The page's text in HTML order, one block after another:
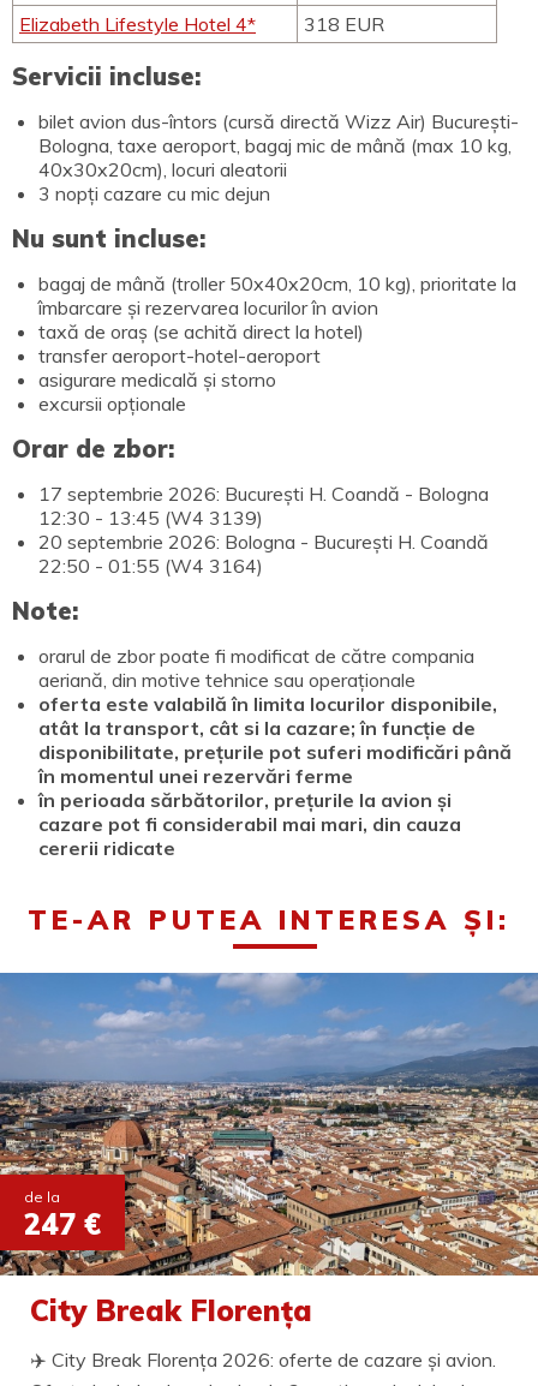
Elizabeth Lifestyle Hotel 4*
318 EUR
Servicii incluse:
bilet avion dus-întors (cursă directă Wizz Air) București-
Bologna, taxe aeroport, bagaj mic de mână (max 10 kg,
40x30x20cm), locuri aleatorii
3 nopți cazare cu mic dejun
Nu sunt incluse:
bagaj de mână (troller 50x40x20cm, 10 kg), prioritate la
îmbarcare și rezervarea locurilor în avion
taxă de oraș (se achită direct la hotel)
transfer aeroport-hotel-aeroport
asigurare medicală și storno
excursii opționale
Orar de zbor:
17 septembrie 2026: București H. Coandă - Bologna
12:30 - 13:45 (W4 3139)
20 septembrie 2026: Bologna - București H. Coandă
22:50 - 01:55 (W4 3164)
Note:
orarul de zbor poate fi modificat de către compania
aeriană, din motive tehnice sau operaționale
oferta este valabilă în limita locurilor disponibile,
atât la transport, cât si la cazare; în funcție de
disponibilitate, prețurile pot suferi modificări până
în momentul unei rezervări ferme
în perioada sărbătorilor, prețurile la avion și
cazare pot fi considerabil mai mari, din cauza
cererii ridicate
TE-AR PUTEA INTERESA ȘI:
de la
247 €
City Break Florența
✈️ City Break Florența 2026: oferte de cazare și avion.